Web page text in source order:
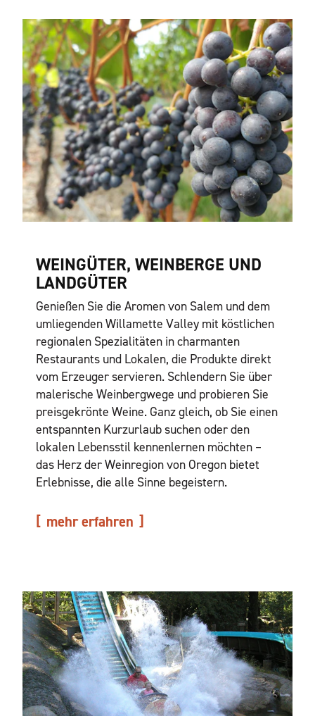
WEINGÜTER, WEINBERGE UND
LANDGÜTER
Genießen Sie die Aromen von Salem und dem
umliegenden Willamette Valley mit köstlichen
regionalen Spezialitäten in charmanten
Restaurants und Lokalen, die Produkte direkt
vom Erzeuger servieren. Schlendern Sie über
malerische Weinbergwege und probieren Sie
preisgekrönte Weine. Ganz gleich, ob Sie einen
entspannten Kurzurlaub suchen oder den
lokalen Lebensstil kennenlernen möchten –
das Herz der Weinregion von Oregon bietet
Erlebnisse, die alle Sinne begeistern.
mehr erfahren